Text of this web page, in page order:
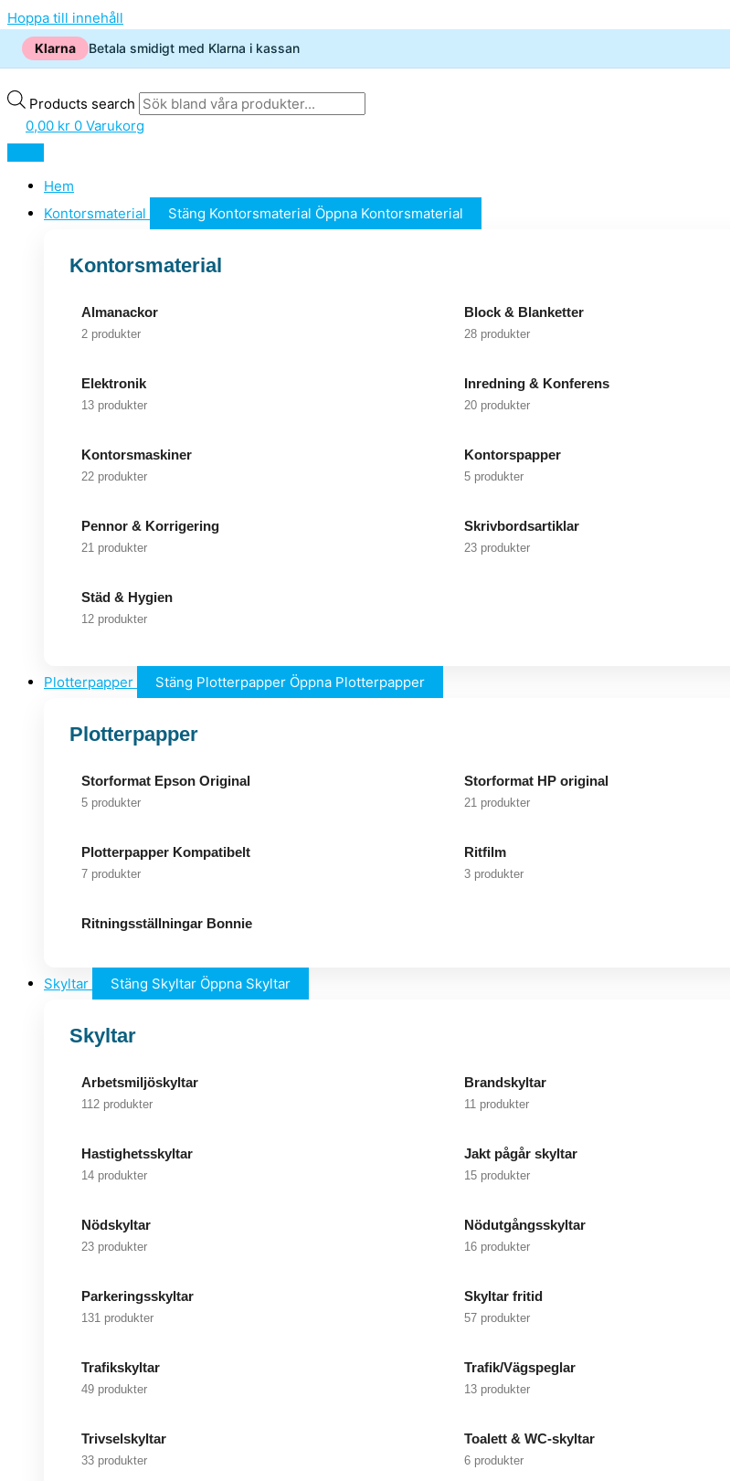
Hoppa till innehåll
Klarna Betala smidigt med Klarna i kassan
Products search
0,00 kr 0 Varukorg
Hem
Kontorsmaterial
Stäng Kontorsmaterial Öppna Kontorsmaterial
Kontorsmaterial
Almanackor
2 produkter
Block & Blanketter
28 produkter
Elektronik
13 produkter
Inredning & Konferens
20 produkter
Kontorsmaskiner
22 produkter
Kontorspapper
5 produkter
Pennor & Korrigering
21 produkter
Skrivbordsartiklar
23 produkter
Städ & Hygien
12 produkter
Plotterpapper Stäng Plotterpapper Öppna Plotterpapper
Plotterpapper
Storformat Epson Original
5 produkter
Storformat HP original
21 produkter
Plotterpapper Kompatibelt
7 produkter
Ritfilm
3 produkter
Ritningsställningar Bonnie
Skyltar Stäng Skyltar Öppna Skyltar
Skyltar
Arbetsmiljöskyltar
112 produkter
Brandskyltar
11 produkter
Hastighetsskyltar
14 produkter
Jakt pågår skyltar
15 produkter
Nödskyltar
23 produkter
Nödutgångsskyltar
16 produkter
Parkeringsskyltar
131 produkter
Skyltar fritid
57 produkter
Trafikskyltar
49 produkter
Trafik/Vägspeglar
13 produkter
Trivselskyltar
33 produkter
Toalett & WC-skyltar
6 produkter